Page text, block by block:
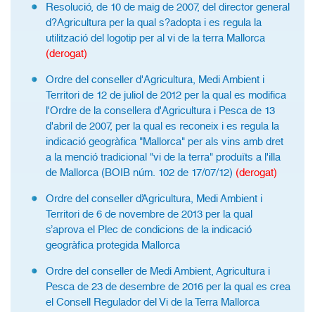
Resolució, de 10 de maig de 2007, del director general
d?Agricultura per la qual s?adopta i es regula la
utilització del logotip per al vi de la terra Mallorca
(derogat)
Ordre del conseller d'Agricultura, Medi Ambient i
Territori de 12 de juliol de 2012 per la qual es modifica
l'Ordre de la consellera d'Agricultura i Pesca de 13
d'abril de 2007, per la qual es reconeix i es regula la
indicació geogràfica "Mallorca" per als vins amb dret
a la menció tradicional "vi de la terra" produïts a l'illa
de Mallorca (BOIB núm. 102 de 17/07/12) (derogat)
Ordre del conseller d’Agricultura, Medi Ambient i
Territori de 6 de novembre de 2013 per la qual
s’aprova el Plec de condicions de la indicació
geogràfica protegida Mallorca
Ordre del conseller de Medi Ambient, Agricultura i
Pesca de 23 de desembre de 2016 per la qual es crea
el Consell Regulador del Vi de la Terra Mallorca